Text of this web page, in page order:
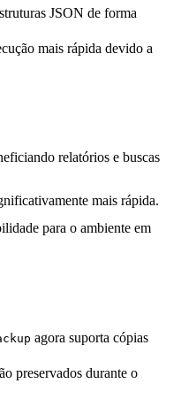
JSON de forma
mais rápida devido a
relatórios e buscas
mais rápida.
para o ambiente em
agora suporta cópias
preservados durante o